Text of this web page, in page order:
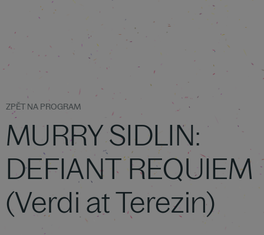
ZPĚT NA PROGRAM
MURRY SIDLIN:
DEFIANT REQUIEM
(Verdi at Terezin)